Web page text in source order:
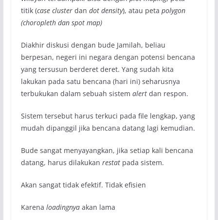
titik (case clusterdan dot density), atau peta polygon
(choropleth dan spot map)
Diakhir diskusi dengan bude Jamilah, beliau
berpesan, negeri ini negara dengan potensi bencana
yang tersusun berderet deret. Yang sudah kita
lakukan pada satu bencana (hari ini) seharusnya
terbukukan dalam sebuah sistem alertdan respon.
Sistem tersebut harus terkuci pada file lengkap, yang
mudah dipanggil jika bencana datang lagi kemudian.
Bude sangat menyayangkan, jika setiap kali bencana
datang, harus dilakukan restatpada sistem.
Akan sangat tidak efektif. Tidak efisien
Karena loadingnyaakan lama